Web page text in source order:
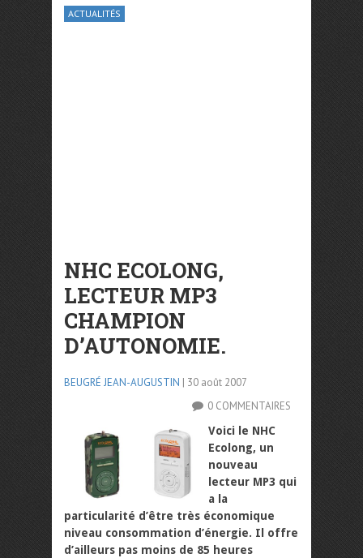
ACTUALITÉS
NHC ECOLONG,
LECTEUR MP3
CHAMPION
D’AUTONOMIE.
BEUGRÉ JEAN-AUGUSTIN | 30 août 2007
0 COMMENTAIRES
Voici le NHC
Ecolong, un
nouveau
lecteur MP3 qui
a la
particularité d’être très économique
niveau consommation d’énergie. Il offre
d’ailleurs pas moins de 85 heures